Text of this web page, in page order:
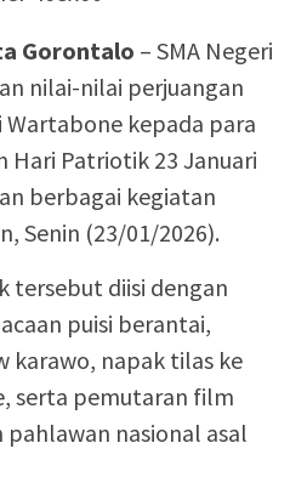
Gorontalo – SMA Negeri
nilai-nilai perjuangan
Wartabone kepada para
Hari Patriotik 23 Januari
berbagai kegiatan
Senin (23/01/2026).
tersebut diisi dengan
puisi berantai,
karawo, napak tilas ke
serta pemutaran film
nasional asal